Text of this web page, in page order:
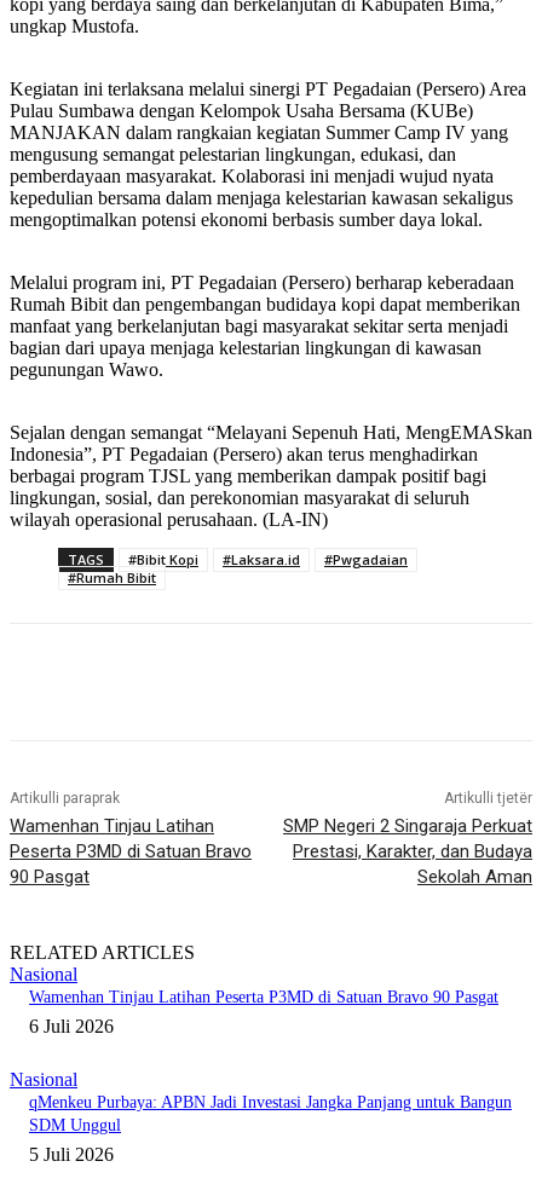
kopi yang berdaya saing dan berkelanjutan di Kabupaten Bima,”
ungkap Mustofa.
Kegiatan ini terlaksana melalui sinergi PT Pegadaian (Persero) Area
Pulau Sumbawa dengan Kelompok Usaha Bersama (KUBe)
MANJAKAN dalam rangkaian kegiatan Summer Camp IV yang
mengusung semangat pelestarian lingkungan, edukasi, dan
pemberdayaan masyarakat. Kolaborasi ini menjadi wujud nyata
kepedulian bersama dalam menjaga kelestarian kawasan sekaligus
mengoptimalkan potensi ekonomi berbasis sumber daya lokal.
Melalui program ini, PT Pegadaian (Persero) berharap keberadaan
Rumah Bibit dan pengembangan budidaya kopi dapat memberikan
manfaat yang berkelanjutan bagi masyarakat sekitar serta menjadi
bagian dari upaya menjaga kelestarian lingkungan di kawasan
pegunungan Wawo.
Sejalan dengan semangat “Melayani Sepenuh Hati, MengEMASkan
Indonesia”, PT Pegadaian (Persero) akan terus menghadirkan
berbagai program TJSL yang memberikan dampak positif bagi
lingkungan, sosial, dan perekonomian masyarakat di seluruh
wilayah operasional perusahaan. (LA-IN)
TAGS #Bibit Kopi #Laksara.id
#Pwgadaian
#Rumah Bibit
Artikulli paraprak
Wamenhan Tinjau Latihan
Peserta P3MD di Satuan Bravo
90 Pasgat
Artikulli tjetër
SMP Negeri 2 Singaraja Perkuat
Prestasi, Karakter, dan Budaya
Sekolah Aman
RELATED ARTICLES
Nasional
Wamenhan Tinjau Latihan Peserta P3MD di Satuan Bravo 90 Pasgat
6 Juli 2026
Nasional
qMenkeu Purbaya: APBN Jadi Investasi Jangka Panjang untuk Bangun
SDM Unggul
5 Juli 2026